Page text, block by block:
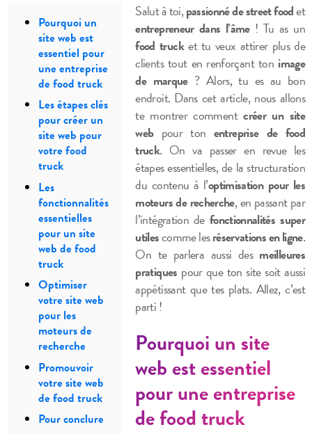
Pourquoi un
site web est
essentiel pour
une entreprise
de food truck
Les étapes clés
pour créer un
site web pour
votre food
truck
Les
fonctionnalités
essentielles
pour un site
web de food
truck
Optimiser
votre site web
pour les
moteurs de
recherche
Promouvoir
votre site web
de food truck
Pour conclure
Salut à toi,passionné de street foodet
entrepreneur dans l’âme! Tu as un
food trucket tu veux attirer plus de
clients tout en renforçant ton image
de marque? Alors, tu es au bon
endroit. Dans cet article, nous allons
te montrer commentcréer un site
webpour ton entreprise de food
truck. On va passer en revue les
étapes essentielles, de la structuration
du contenu à l’optimisation pour les
moteurs de recherche, en passant par
l’intégration de fonctionnalités super
utilescomme lesréservations en ligne.
On te parlera aussi des meilleures
pratiques pour que ton site soit aussi
appétissant que tes plats. Allez, c’est
parti !
Pourquoi un site
web est essentiel
pour une entreprise
de food truck